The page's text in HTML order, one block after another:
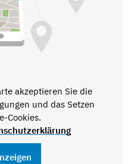
akzeptieren Sie die
und das Setzen
Cookies.